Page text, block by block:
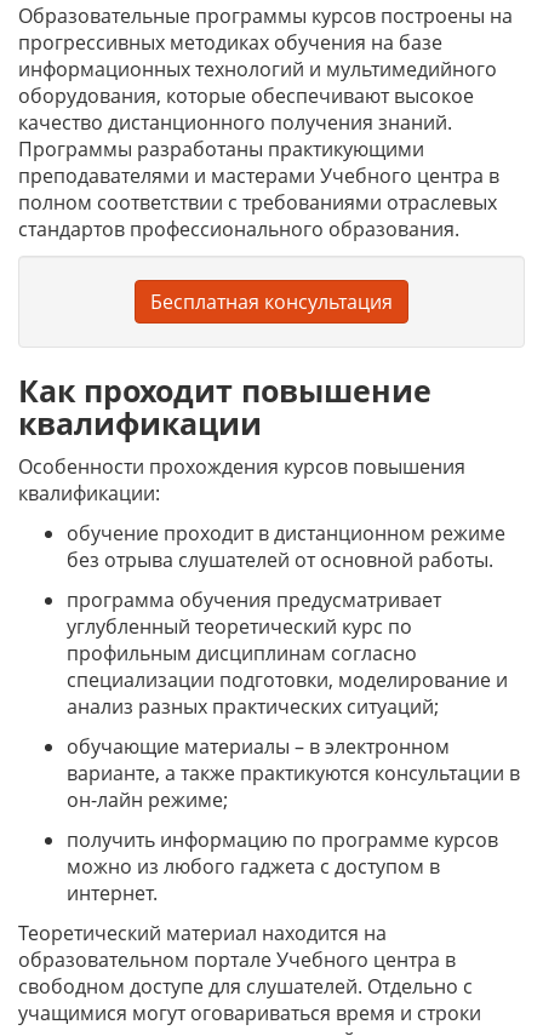
Образовательные программы курсов построены на
прогрессивных методиках обучения на базе
информационных технологий и мультимедийного
оборудования, которые обеспечивают высокое
качество дистанционного получения знаний.
Программы разработаны практикующими
преподавателями и мастерами Учебного центра в
полном соответствии с требованиями отраслевых
стандартов профессионального образования.
Бесплатная консультация
Как проходит повышение
квалификации
Особенности прохождения курсов повышения
квалификации:
обучение проходит в дистанционном режиме
без отрыва слушателей от основной работы.
программа обучения предусматривает
углубленный теоретический курс по
профильным дисциплинам согласно
специализации подготовки, моделирование и
анализ разных практических ситуаций;
обучающие материалы – в электронном
варианте, а также практикуются консультации в
он-лайн режиме;
получить информацию по программе курсов
можно из любого гаджета с доступом в
интернет.
Теоретический материал находится на
образовательном портале Учебного центра в
свободном доступе для слушателей. Отдельно с
учащимися могут оговариваться время и строки